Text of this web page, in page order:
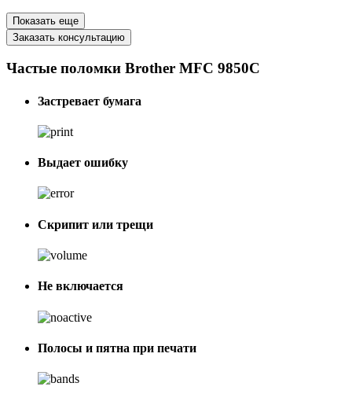
Показать еще
Заказать консультацию
Частые поломки Brother MFC 9850C
Застревает бумага
Выдает ошибку
Скрипит или трещи
Не включается
Полосы и пятна при печати